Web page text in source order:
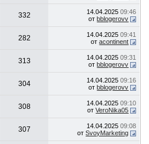
332 14.04.202509:46
отbblogerovv
282 14.04.202509:41
отacontinent
313 14.04.202509:31
отbblogerovv
304 14.04.202509:16
отbblogerovv
308 14.04.202509:10
отVeroNika05
307 14.04.202509:08
отSvoyMarketing